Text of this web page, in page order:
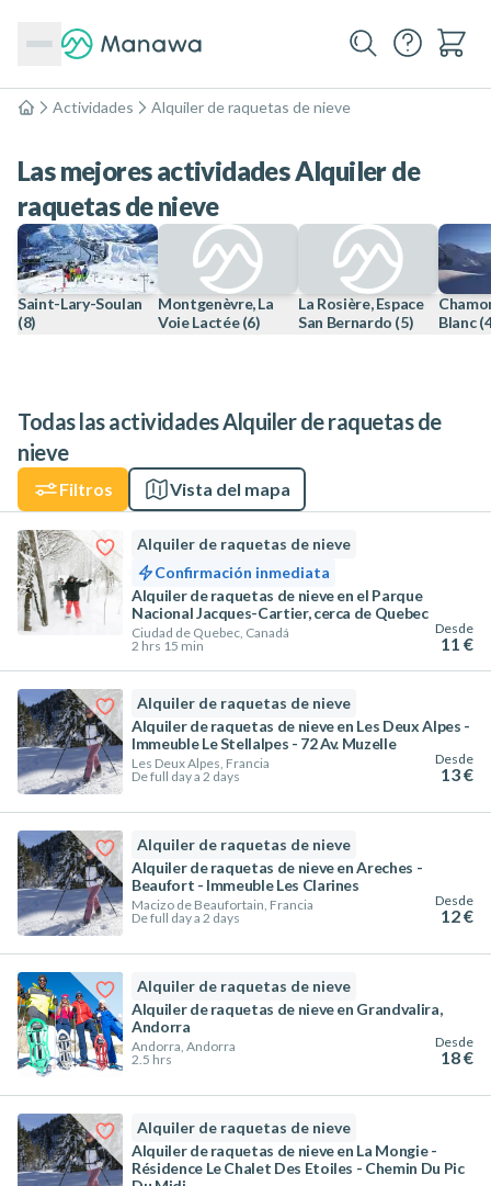
Inicio
Actividades Alquiler de raquetas de nieve
Las mejores actividades Alquiler de
raquetas de nieve
Saint-Lary-Soulan
(8)
Montgenèvre, La
Voie Lactée (6)
La Rosière, Espace
San Bernardo (5)
Blanc
Todas las actividades Alquiler de raquetas de
nieve
Filtros Vista del mapa
Alquiler de raquetas de nieve
Confirmación inmediata
Alquiler de raquetas de nieve en el Parque
Nacional Jacques-Cartier, cerca de Quebec
Ciudad de Quebec, Canadá
2 hrs 15 min
Desde
11 €
Alquiler de raquetas de nieve
Alquiler de raquetas de nieve en Les Deux Alpes -
Immeuble Le Stellalpes - 72 Av. Muzelle
Les Deux Alpes, Francia
De full day a 2 days
Desde
13 €
Alquiler de raquetas de nieve
Alquiler de raquetas de nieve en Areches -
Beaufort - Immeuble Les Clarines
Macizo de Beaufortain, Francia
De full day a 2 days
Desde
12 €
Alquiler de raquetas de nieve
Alquiler de raquetas de nieve en Grandvalira,
Andorra
Andorra, Andorra
2.5 hrs
Desde
18 €
Alquiler de raquetas de nieve
Alquiler de raquetas de nieve en La Mongie -
Résidence Le Chalet Des Etoiles - Chemin Du Pic